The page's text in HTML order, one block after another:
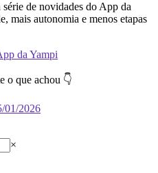
de novidades do App da
mais autonomia e menos etapas
da Yampi
o que achou 👇
01/2026
×